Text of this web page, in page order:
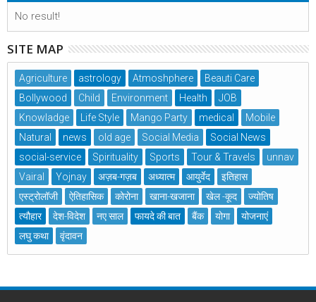
No result!
SITE MAP
Agriculture astrology Atmoshphere
Beauti Care
Bollywood
Child Environment Health
JOB
Knowladge
Life Style Mango Party medical
Mobile
Natural
news old age Social Media
Social News
social-service
Spirituality Sports Tour & Travels
unnav
Vairal
Yojnay अज़ब-गज़ब अध्यात्म आयुर्वेद
इतिहास
एस्ट्रोलॉजी
ऐतिहासिक कोरोना खाना-खजाना खेल -कूद
ज्योतिष
त्यौहार
देश-विदेश नए साल फायदे की बात बैंक योगा
योजनाएं
लघु कथा
वृंदावन